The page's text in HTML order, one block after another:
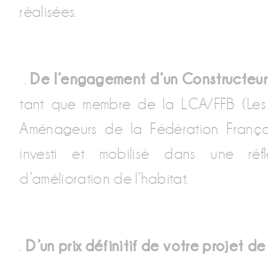
réalisées.
. De l’engagement d’un
tant que membre de la LCA/FFB
Aménageurs de la Fédération
investi et mobilisé dans une
d’amélioration de l’habitat.
. D’un prix définitif de votre projet